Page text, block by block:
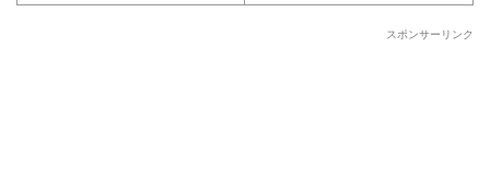
スポンサーリンク